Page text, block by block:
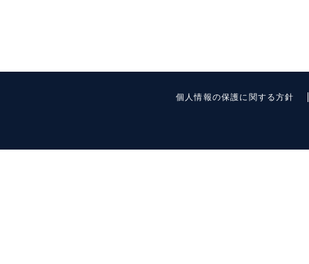
個人情報の保護に関する方針